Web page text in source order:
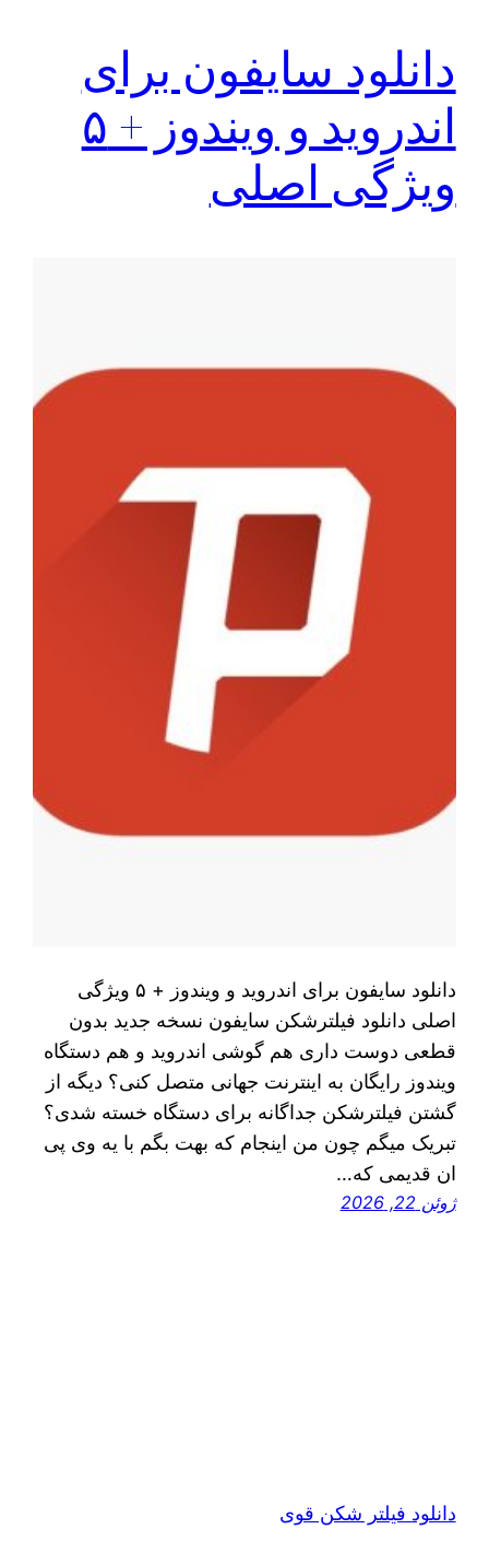
دانلود سایفون برای
اندروید و ویندوز + ۵
ویژگی اصلی
دانلود سایفون برای اندروید و ویندوز + ۵ ویژگی
اصلی دانلود فیلترشکن سایفون نسخه جدید بدون
قطعی دوست داری هم گوشی اندروید و هم دستگاه
ویندوز رایگان به اینترنت جهانی متصل کنی؟ دیگه از
گشتن فیلترشکن جداگانه برای دستگاه خسته شدی؟
تبریک میگم چون من اینجام که بهت بگم با یه وی پی
ان قدیمی که…
ژوئن 22, 2026
دانلود فیلتر شکن قوی